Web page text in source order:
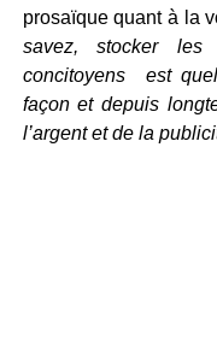
prosaïque quant à la
savez, stocker les
concitoyens est
façon et depuis
l’argent et de la